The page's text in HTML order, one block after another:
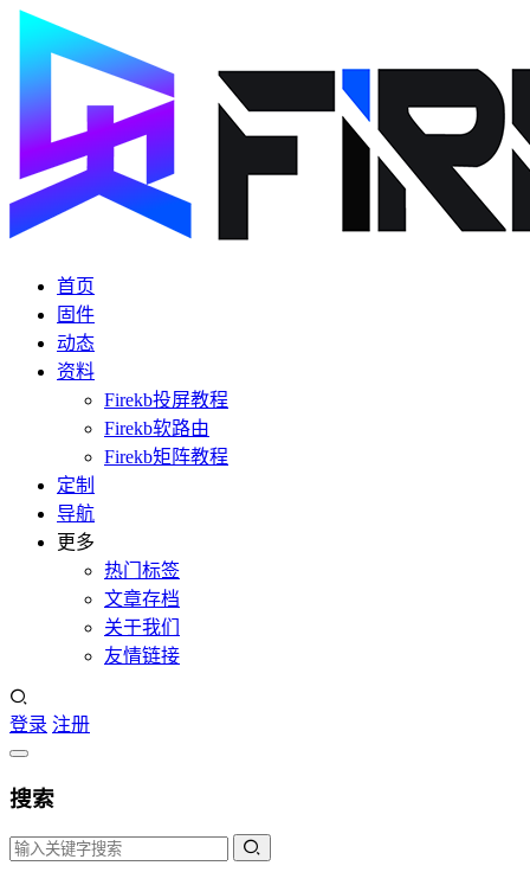
首页
固件
动态
资料
Firekb投屏教程
Firekb软路由
Firekb矩阵教程
定制
导航
更多
热门标签
文章存档
关于我们
友情链接
登录 注册
搜索